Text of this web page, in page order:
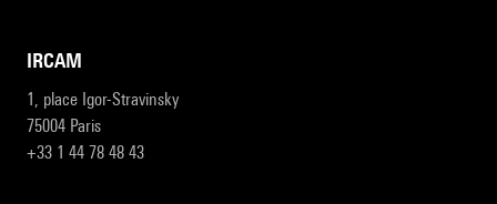
IRCAM
1, place Igor-Stravinsky
75004 Paris
+33 1 44 78 48 43